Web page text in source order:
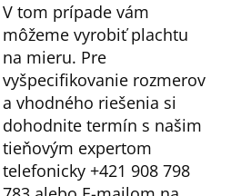
V tom prípade vám
môžeme vyrobiť plachtu
na mieru. Pre
vyšpecifikovanie rozmerov
a vhodného riešenia si
dohodnite termín s našim
tieňovým expertom
telefonicky +421 908 798